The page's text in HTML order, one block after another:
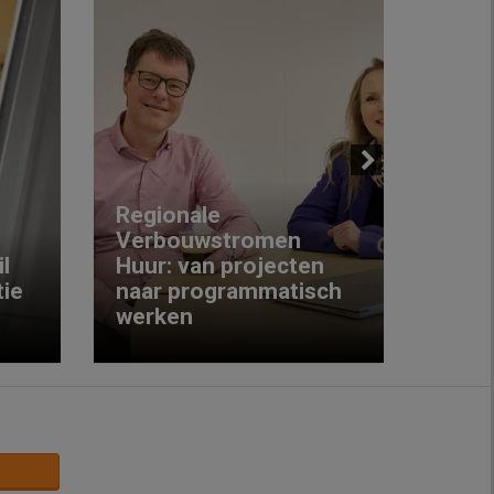
Regionale
Verbouwstromen
Huur: van projecten
naar programmatisch
werken
Next